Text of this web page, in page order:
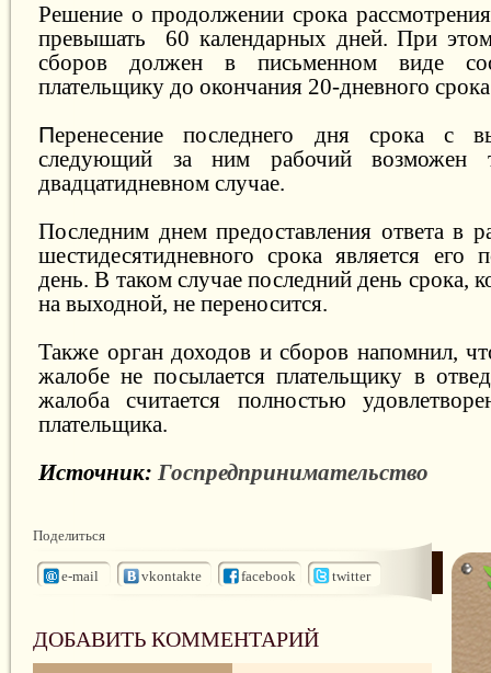
Решение о продолжении срока
превышать 60 календарных дней. При
сборов
должен в письменном виде
плательщику до окончания 20-дневного
Перенесение последнего дня срока с
следующий за ним рабочий возможен
двадцатидневном случае.
Последним днем предоставления ответа в
шестидесятидневного срока является его
день. В таком случае последний день срока,
на выходной, не переносится.
Также орган доходов и сборов напомнил,
жалобе не посылается плательщику в
жалоба считается полностью
плательщика.
Источник: Госпредпринимательство
Поделиться
e-mail vkontakte facebook twitter
ДОБАВИТЬ КОММЕНТАРИЙ